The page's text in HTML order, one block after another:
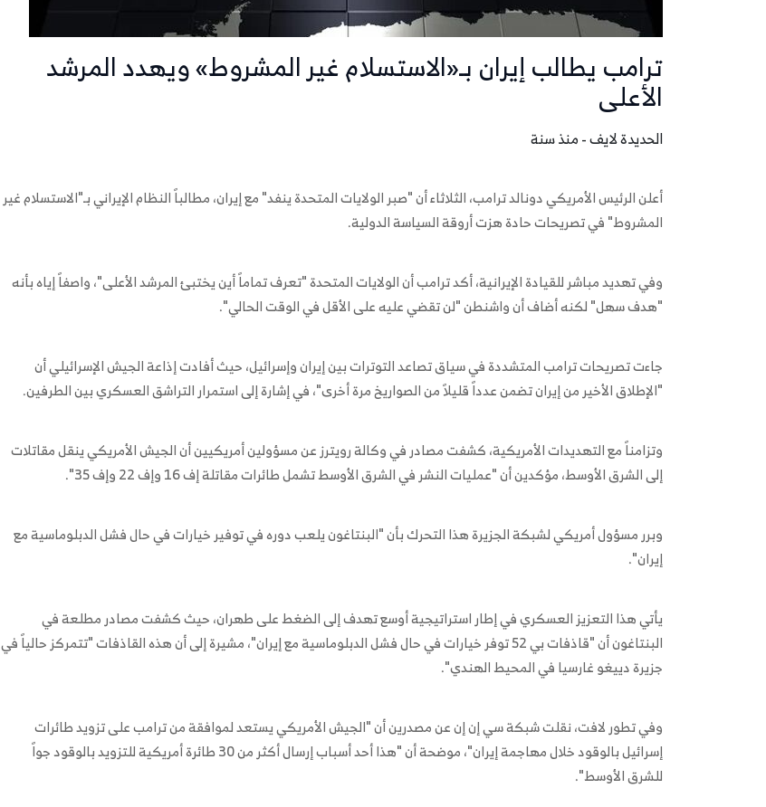
ترامب يطالب إيران بـ«الاستسلام غير المشروط» ويهدد المرشد
الأعلى
الحديدة لايف - منذ سنة
أعلن الرئيس الأمريكي دونالد ترامب، الثلاثاء أن "صبر الولايات المتحدة ينفد" مع إيران، مطالباً النظام الإيراني بـ"الاستسلام غير
المشروط" في تصريحات حادة هزت أروقة السياسة الدولية.
وفي تهديد مباشر للقيادة الإيرانية، أكد ترامب أن الولايات المتحدة "تعرف تماماً أين يختبئ المرشد الأعلى"، واصفاً إياه بأنه
"هدف سهل" لكنه أضاف أن واشنطن "لن تقضي عليه على الأقل في الوقت الحالي".
جاءت تصريحات ترامب المتشددة في سياق تصاعد التوترات بين إيران وإسرائيل، حيث أفادت إذاعة الجيش الإسرائيلي أن
"الإطلاق الأخير من إيران تضمن عدداً قليلاً من الصواريخ مرة أخرى"، في إشارة إلى استمرار التراشق العسكري بين الطرفين.
وتزامناً مع التهديدات الأمريكية، كشفت مصادر في وكالة رويترز عن مسؤولين أمريكيين أن الجيش الأمريكي ينقل مقاتلات
إلى الشرق الأوسط، مؤكدين أن "عمليات النشر في الشرق الأوسط تشمل طائرات مقاتلة إف 16 وإف 22 وإف 35".
وبرر مسؤول أمريكي لشبكة الجزيرة هذا التحرك بأن "البنتاغون يلعب دوره في توفير خيارات في حال فشل الدبلوماسية مع
إيران".
يأتي هذا التعزيز العسكري في إطار استراتيجية أوسع تهدف إلى الضغط على طهران، حيث كشفت مصادر مطلعة في
البنتاغون أن "قاذفات بي 52 توفر خيارات في حال فشل الدبلوماسية مع إيران"، مشيرة إلى أن هذه القاذفات "تتمركز حالياً في
جزيرة دييغو غارسيا في المحيط الهندي".
وفي تطور لافت، نقلت شبكة سي إن إن عن مصدرين أن "الجيش الأمريكي يستعد لموافقة من ترامب على تزويد طائرات
إسرائيل بالوقود خلال مهاجمة إيران"، موضحة أن "هذا أحد أسباب إرسال أكثر من 30 طائرة أمريكية للتزويد بالوقود جواً
للشرق الأوسط".